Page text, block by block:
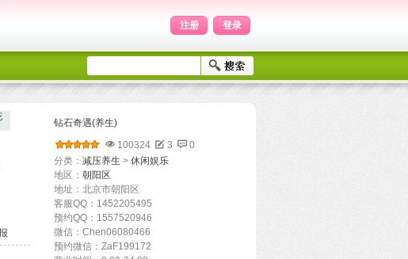
注册 登录
钻石奇遇(养生)
100324
3
0
分类： 减压养生 > 休闲娱乐
地区： 朝阳区
地址：北京市朝阳区
客服QQ：1452205495
预约QQ：1557520946
微信：Chen06080466
预约微信：ZaF199172